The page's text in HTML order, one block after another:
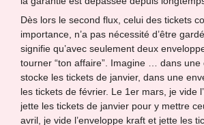
Dès lors le second flux, celui des tickets
importance, n’a pas nécessité d’être
signifie qu’avec seulement deux
tourner “ton affaire”. Imagine … dans
stocke les tickets de janvier, dans une
les tickets de février. Le 1er mars, je vide
jette les tickets de janvier pour y mettre
avril, je vide l’enveloppe kraft et jette les